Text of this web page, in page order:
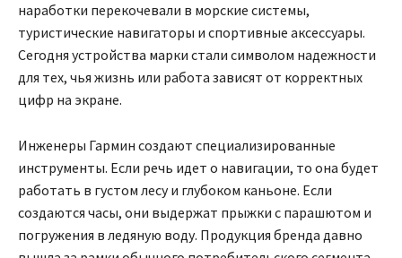
наработки перекочевали в морские системы,
туристические навигаторы и спортивные аксессуары.
Сегодня устройства марки стали символом надежности
для тех, чья жизнь или работа зависят от корректных
цифр на экране.
Инженеры Гармин создают специализированные
инструменты. Если речь идет о навигации, то она будет
работать в густом лесу и глубоком каньоне. Если
создаются часы, они выдержат прыжки с парашютом и
погружения в ледяную воду. Продукция бренда давно